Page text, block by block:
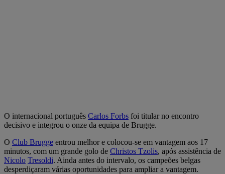
O internacional português Carlos Forbs foi titular no encontro
decisivo e integrou o onze da equipa de Brugge.
O Club Brugge entrou melhor e colocou-se em vantagem aos 17
minutos, com um grande golo de Christos Tzolis, após assistência de
Nicolo Tresoldi. Ainda antes do intervalo, os campeões belgas
desperdiçaram várias oportunidades para ampliar a vantagem.